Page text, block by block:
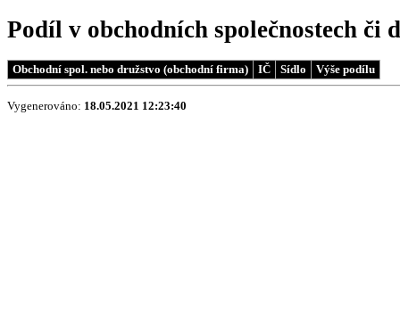
Podíl v obchodních společnostech
Obchodní spol. nebo družstvo (obchodní firma) IČ Sídlo Výše podílu
Vygenerováno: 18.05.2021 12:23:40